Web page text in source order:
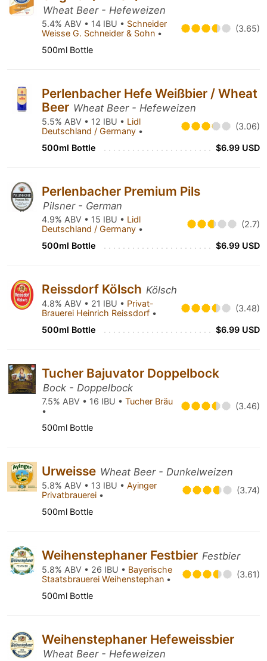
Wheat Beer - Hefeweizen
5.4% ABV • 14 IBU • Schneider
Weisse G. Schneider & Sohn • (3.65)
500ml Bottle
Perlenbacher Hefe Weißbier / Wheat
Beer Wheat Beer - Hefeweizen
5.5% ABV • 12 IBU • Lidl
Deutschland / Germany • (3.06)
500ml Bottle $6.99 USD
Perlenbacher Premium Pils
Pilsner - German
4.9% ABV • 15 IBU • Lidl
Deutschland / Germany • (2.7)
500ml Bottle $6.99 USD
Reissdorf Kölsch Kölsch
4.8% ABV • 21 IBU • Privat-
Brauerei Heinrich Reissdorf • (3.48)
500ml Bottle $6.99 USD
Tucher Bajuvator Doppelbock
Bock - Doppelbock
7.5% ABV • 16 IBU • Tucher Bräu
•
(3.46)
500ml Bottle
Urweisse Wheat Beer - Dunkelweizen
5.8% ABV • 13 IBU • Ayinger
Privatbrauerei • (3.74)
500ml Bottle
Weihenstephaner Festbier Festbier
5.8% ABV • 26 IBU • Bayerische
Staatsbrauerei Weihenstephan • (3.61)
500ml Bottle
Weihenstephaner Hefeweissbier
Wheat Beer - Hefeweizen